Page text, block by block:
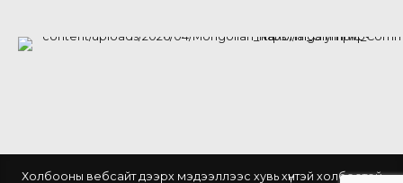
Холбооны вебсайт дээрх мэдээллээс хувь хүнтэй холбоотой